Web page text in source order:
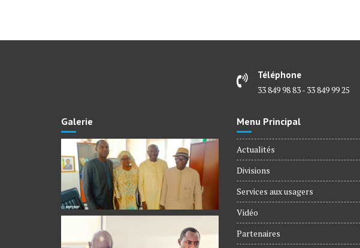
Téléphone
33 849 98 83 - 33 849 99 25
Galerie Menu Principal
Actualités
Divisions
Services aux usagers
Vidéo
Partenaires